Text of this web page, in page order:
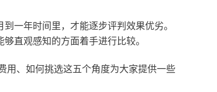
一年时间里，才能逐步评判效果优劣。
直观感知的方面着手进行比较。
用、如何挑选这五个角度为大家提供一些